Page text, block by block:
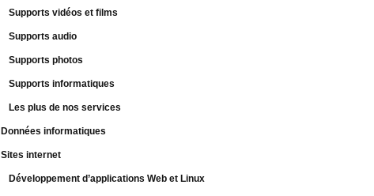
Supports vidéos et films
Supports audio
Supports photos
Supports informatiques
Les plus de nos services
Données informatiques
Sites internet
Développement d’applications Web et Linux